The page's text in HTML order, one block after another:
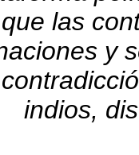
que las
y
indios,